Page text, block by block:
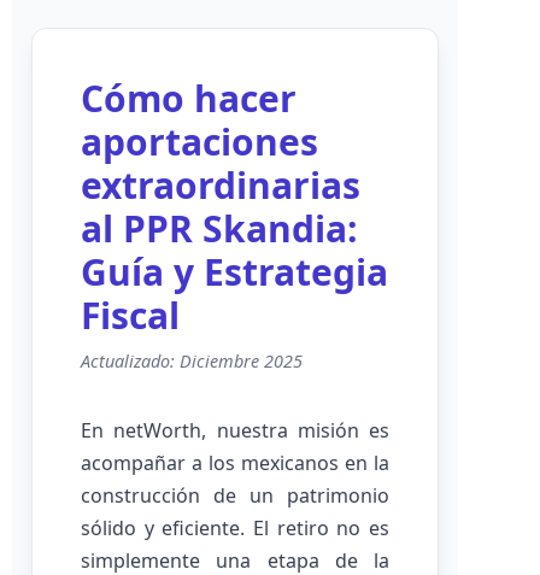
Cómo hacer
aportaciones
extraordinarias
al PPR Skandia:
Guía y Estrategia
Fiscal
Actualizado: Diciembre 2025
En netWorth, nuestra misión es
acompañar a los mexicanos en la
construcción de un patrimonio
sólido y eficiente. El retiro no es
simplemente una etapa de la